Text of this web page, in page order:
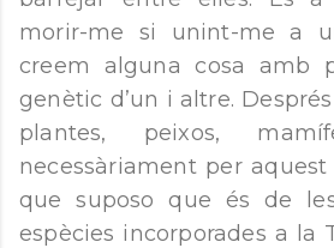
morir-me si unint-me a
creem alguna cosa amb
genètic d’un i altre.
plantes, peixos,
necessàriament per aquest
que suposo que és de
espècies incorporades a la